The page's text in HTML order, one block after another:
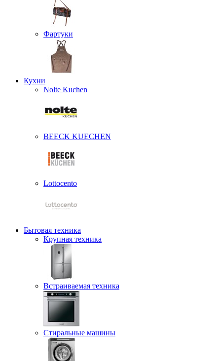
Фартуки
Кухни
Nolte Kuchen
BEECK KUECHEN
Lottocento
Бытовая техника
Крупная техника
Встраиваемая техника
Стиральные машины